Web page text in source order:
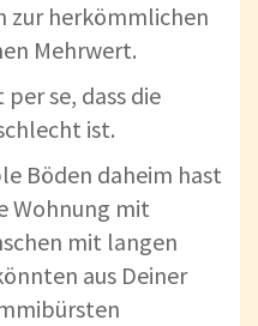
zur herkömmlichen
Mehrwert.
se, dass die
ist.
Böden daheim hast
Wohnung mit
mit langen
aus Deiner